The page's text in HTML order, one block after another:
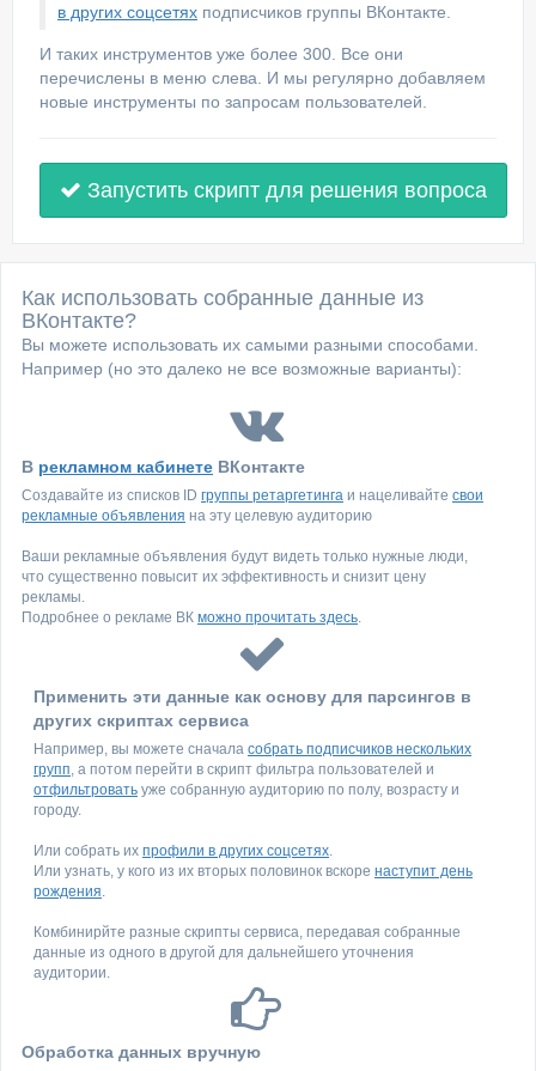
в других соцсетях подписчиков группы ВКонтакте.
И таких инструментов уже более 300. Все они
перечислены в меню слева. И мы регулярно добавляем
новые инструменты по запросам пользователей.
Запустить скрипт для решения вопроса
Как использовать собранные данные из
ВКонтакте?
Вы можете использовать их самыми разными способами.
Например (но это далеко не все возможные варианты):
В рекламном кабинете ВКонтакте
Создавайте из списков ID группы ретаргетинга и нацеливайте свои
рекламные объявления на эту целевую аудиторию
Ваши рекламные объявления будут видеть только нужные люди,
что существенно повысит их эффективность и снизит цену
рекламы.
Подробнее о рекламе ВК можно прочитать здесь.
Применить эти данные как основу для парсингов в
других скриптах сервиса
Например, вы можете сначала собрать подписчиков нескольких
групп, а потом перейти в скрипт фильтра пользователей и
отфильтровать уже собранную аудиторию по полу, возрасту и
городу.
Или собрать их профили в других соцсетях.
Или узнать, у кого из их вторых половинок вскоре наступит день
рождения.
Комбинирйте разные скрипты сервиса, передавая собранные
данные из одного в другой для дальнейшего уточнения
аудитории.
Обработка данных вручную